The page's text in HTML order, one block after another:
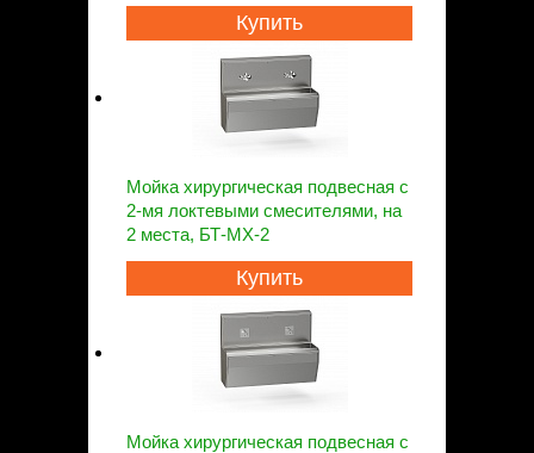
Купить
Мойка хирургическая подвесная с
2-мя локтевыми смесителями, на
2 места, БТ-МХ-2
Купить
Мойка хирургическая подвесная с